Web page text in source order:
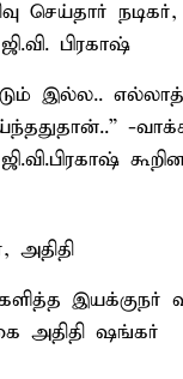
செய்தார் நடிகர்,
பிரகாஷ்
இல்ல..
-
அதிதி
இயக்குநர்
அதிதி ஷங்கர்